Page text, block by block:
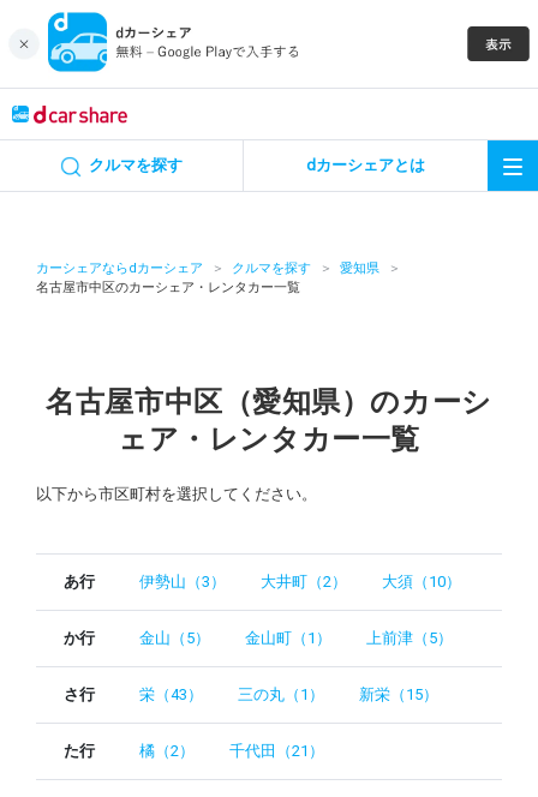
クルマを探す dカーシェアとは
カーシェアならdカーシェア クルマを探す
愛知県
名古屋市中区のカーシェア・レンタカー一覧
名古屋市中区（愛知県）のカーシ
ェア・レンタカー一覧
以下から市区町村を選択してください。
あ行 伊勢山（3） 大井町（2） 大須（10）
か行 金山（5） 金山町（1） 上前津（5）
さ行 栄（43） 三の丸（1） 新栄（15）
た行 橘（2） 千代田（21）
カーシェア
特集
アプリの使い方